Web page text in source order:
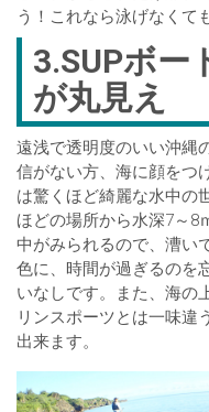
う！これなら泳げなくて
3.SUPボー
が丸見え
遠浅で透明度のいい沖縄
信がない方、海に顔をつ
は驚くほど綺麗な水中の
ほどの場所から水深7～8
中がみられるので、漕い
色に、時間が過ぎるのを
いなしです。また、海の
リンスポーツとは一味違
出来ます。